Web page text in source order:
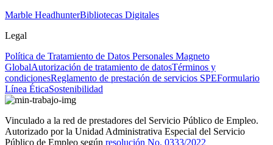
Marble HeadhunterBibliotecas Digitales
Legal
Política de Tratamiento de Datos Personales Magneto
GlobalAutorización de tratamiento de datosTérminos y
condicionesReglamento de prestación de servicios SPEFormulario
Línea ÉticaSostenibilidad
Vinculado a la red de prestadores del Servicio Público de Empleo.
Autorizado por la Unidad Administrativa Especial del Servicio
Público de Empleo según resolución No. 0333/2022